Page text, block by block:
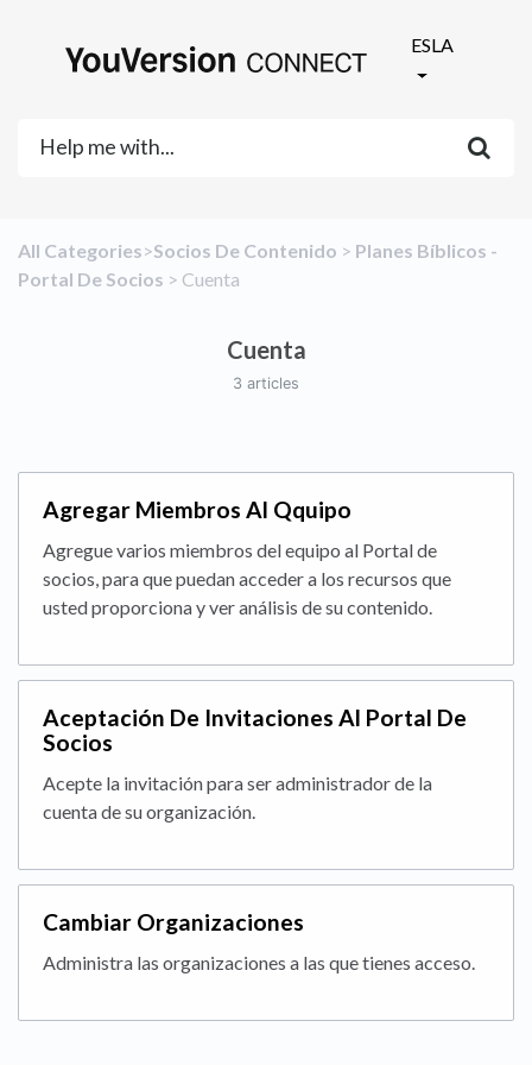
ESLA
All Categories​>​​Socios De Contenido ​ > ​ ​Planes Bíblicos -
Portal De Socios ​ > ​ ​Cuenta
Cuenta
3 articles
Agregar Miembros Al Qquipo
Agregue varios miembros del equipo al Portal de
socios, para que puedan acceder a los recursos que
usted proporciona y ver análisis de su contenido.
Aceptación De Invitaciones Al Portal De
Socios
Acepte la invitación para ser administrador de la
cuenta de su organización.
Cambiar Organizaciones
Administra las organizaciones a las que tienes acceso.